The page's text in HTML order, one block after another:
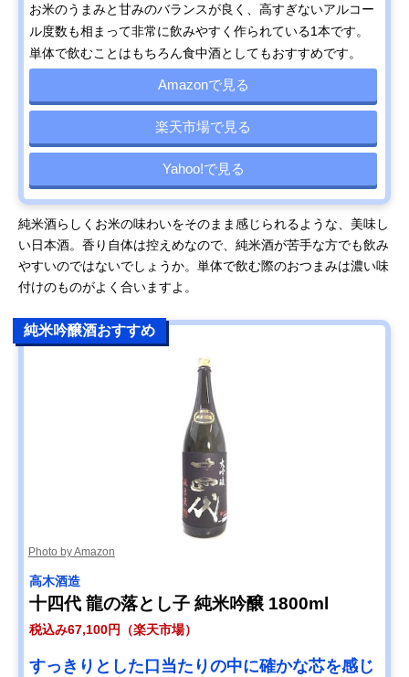
お米のうまみと甘みのバランスが良く、高すぎないアルコー
ル度数も相まって非常に飲みやすく作られている1本です。
単体で飲むことはもちろん食中酒としてもおすすめです。
Amazonで見る
楽天市場で見る
Yahoo!で見る
純米酒らしくお米の味わいをそのまま感じられるような、美味し
い日本酒。香り自体は控えめなので、純米酒が苦手な方でも飲み
やすいのではないでしょうか。単体で飲む際のおつまみは濃い味
付けのものがよく合いますよ。
純米吟醸酒おすすめ
Photo by Amazon
高木酒造
十四代 龍の落とし子 純米吟醸 1800ml
税込み67,100円（楽天市場）
すっきりとした口当たりの中に確かな芯を感じ